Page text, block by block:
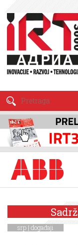
srp | događaji